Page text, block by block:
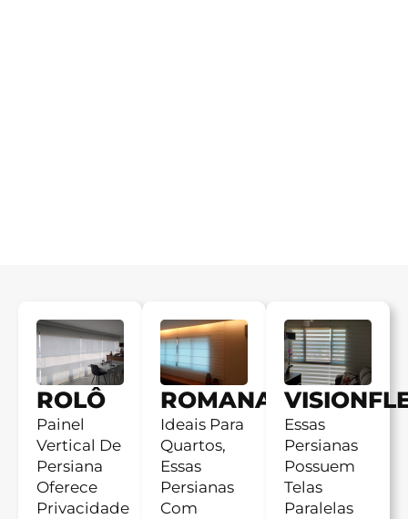
ROLÔ
Painel
Vertical De
Persiana
Oferece
Privacidade
ROMANA
Ideais Para
Quartos,
Essas
Persianas
Com
Essas
Persianas
Possuem
Telas
Paralelas